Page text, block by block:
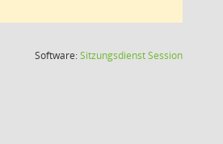
Software:SitzungsdienstSession(Wird in